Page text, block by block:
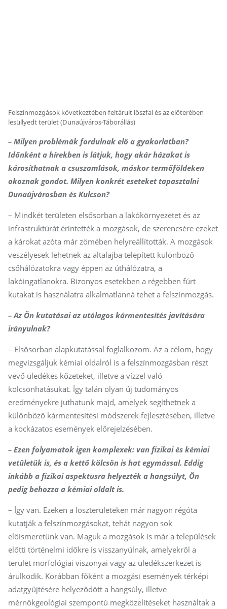
Felszínmozgások következtében feltárult löszfal és az előterében
lesüllyedt terület (Dunaújváros-Táborállás)
– Milyen problémák fordulnak elő a gyakorlatban?
Időnként a hírekben is látjuk, hogy akár házakat is
károsíthatnak a csuszamlások, máskor termőföldeken
okoznak gondot. Milyen konkrét eseteket tapasztalni
Dunaújvárosban és Kulcson?
– Mindkét területen elsősorban a lakókörnyezetet és az
infrastruktúrát érintették a mozgások, de szerencsére ezeket
a károkat azóta már zömében helyreállították. A mozgások
veszélyesek lehetnek az altalajba telepített különböző
csőhálózatokra vagy éppen az úthálózatra, a
lakóingatlanokra. Bizonyos esetekben a régebben fúrt
kutakat is használatra alkalmatlanná tehet a felszínmozgás.
– Az Ön kutatásai az utólagos kármentesítés javítására
irányulnak?
– Elsősorban alapkutatással foglalkozom. Az a célom, hogy
megvizsgáljuk kémiai oldalról is a felszínmozgásban részt
vevő üledékes kőzeteket, illetve a vízzel való
kölcsönhatásukat. Így talán olyan új tudományos
eredményekre juthatunk majd, amelyek segíthetnek a
különböző kármentesítési módszerek fejlesztésében, illetve
a kockázatos események előrejelzésében.
– Ezen folyamatok igen komplexek: van fizikai és kémiai
vetületük is, és a kettő kölcsön is hat egymással. Eddig
inkább a fizikai aspektusra helyezték a hangsúlyt, Ön
pedig behozza a kémiai oldalt is.
– Így van. Ezeken a löszterületeken már nagyon régóta
kutatják a felszínmozgásokat, tehát nagyon sok
előismeretünk van. Maguk a mozgások is már a települések
előtti történelmi időkre is visszanyúlnak, amelyekről a
terület morfológiai viszonyai vagy az üledékszerkezet is
árulkodik. Korábban főként a mozgási események térképi
adatgyűjtésére helyeződött a hangsúly, illetve
mérnökgeológiai szempontú megközelítéseket használtak a